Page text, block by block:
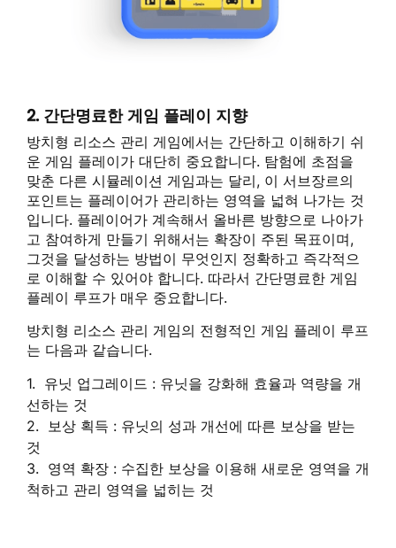
2. 간단명료한 게임 플레이 지향
방치형 리소스 관리 게임에서는 간단하고 이해하기 쉬
운 게임 플레이가 대단히 중요합니다. 탐험에 초점을
맞춘 다른 시뮬레이션 게임과는 달리, 이 서브장르의
포인트는 플레이어가 관리하는 영역을 넓혀 나가는 것
입니다. 플레이어가 계속해서 올바른 방향으로 나아가
고 참여하게 만들기 위해서는 확장이 주된 목표이며,
그것을 달성하는 방법이 무엇인지 정확하고 즉각적으
로 이해할 수 있어야 합니다. 따라서 간단명료한 게임
플레이 루프가 매우 중요합니다.
방치형 리소스 관리 게임의 전형적인 게임 플레이 루프
는 다음과 같습니다.
유닛 업그레이드 : 유닛을 강화해 효율과 역량을 개
선하는 것
보상 획득 : 유닛의 성과 개선에 따른 보상을 받는
것
영역 확장 : 수집한 보상을 이용해 새로운 영역을 개
척하고 관리 영역을 넓히는 것